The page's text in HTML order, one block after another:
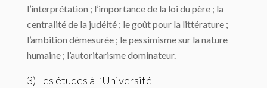
l’interprétation ; l’importance de la loi du père ; la
centralité de la judéité ; le goût pour la littérature ;
l’ambition démesurée ; le pessimisme sur la nature
humaine ; l’autoritarisme dominateur.
3) Les études à l’Université